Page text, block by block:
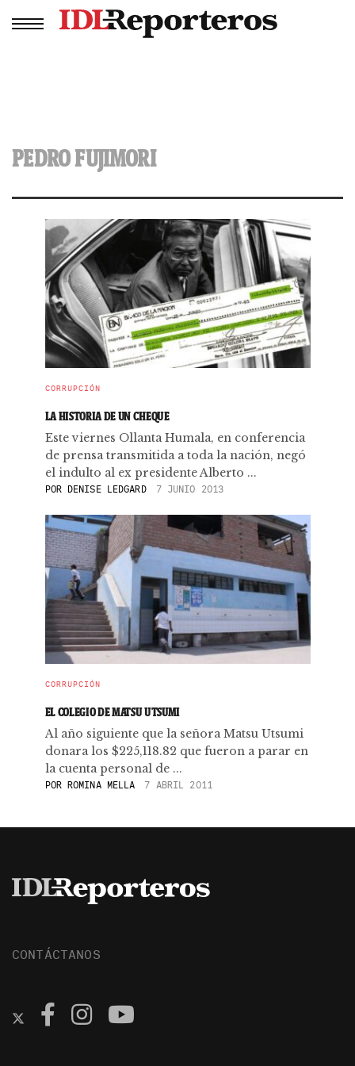
PEDRO FUJIMORI
CORRUPCIÓN
LA HISTORIA DE UN CHEQUE
Este viernes Ollanta Humala, en conferencia
de prensa transmitida a toda la nación, negó
el indulto al ex presidente Alberto ...
PORDENISE LEDGARD 7 JUNIO 2013
CORRUPCIÓN
EL COLEGIO DE MATSU UTSUMI
Al año siguiente que la señora Matsu Utsumi
donara los $225,118.82 que fueron a parar en
la cuenta personal de ...
POR ROMINA MELLA 7 ABRIL 2011
CONTÁCTANOS